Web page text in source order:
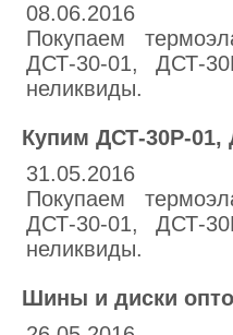
08.06.2016
Покупаем
ДСТ-30-01, ДСТ-
неликвиды.
Купим ДСТ-30Р-01,
31.05.2016
Покупаем
ДСТ-30-01, ДСТ-
неликвиды.
Шины и диски